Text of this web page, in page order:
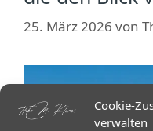
Cookie-
verwalten
25. März 2026 von